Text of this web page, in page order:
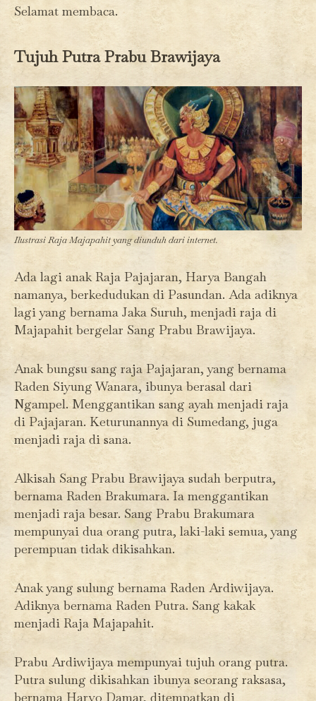
Selamat membaca.
Tujuh Putra Prabu Brawijaya
Ilustrasi Raja Majapahit yang diunduh dari internet.
Ada lagi anak Raja Pajajaran, Harya Bangah
namanya, berkedudukan di Pasundan. Ada adiknya
lagi yang bernama Jaka Suruh, menjadi raja di
Majapahit bergelar Sang Prabu Brawijaya.
Anak bungsu sang raja Pajajaran, yang bernama
Raden Siyung Wanara, ibunya berasal dari
Ngampel. Menggantikan sang ayah menjadi raja
di Pajajaran. Keturunannya di Sumedang, juga
menjadi raja di sana.
Alkisah Sang Prabu Brawijaya sudah berputra,
bernama Raden Brakumara. Ia menggantikan
menjadi raja besar. Sang Prabu Brakumara
mempunyai dua orang putra, laki-laki semua, yang
perempuan tidak dikisahkan.
Anak yang sulung bernama Raden Ardiwijaya.
Adiknya bernama Raden Putra. Sang kakak
menjadi Raja Majapahit.
Prabu Ardiwijaya mempunyai tujuh orang putra.
Putra sulung dikisahkan ibunya seorang raksasa,
bernama Haryo Damar, ditempatkan di